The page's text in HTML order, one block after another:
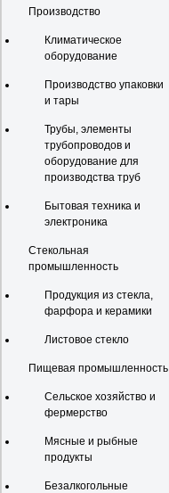
Производство
Климатическое
оборудование
Производство упаковки
и тары
Трубы, элементы
трубопроводов и
оборудование для
производства труб
Бытовая техника и
электроника
Стекольная
промышленность
Продукция из стекла,
фарфора и керамики
Листовое стекло
Пищевая промышленность
Сельское хозяйство и
фермерство
Мясные и рыбные
продукты
Безалкогольные